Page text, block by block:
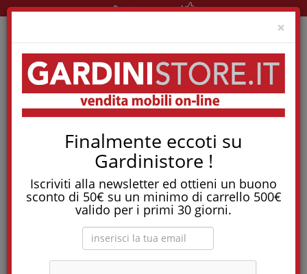
×
Finalmente eccoti su
Gardinistore !
Iscriviti alla newsletter ed ottieni un buono
sconto di 50€ su un minimo di carrello 500€
valido per i primi 30 giorni.
Pronta consegna!
Composizione Di Un Letto: Cosa C'è Dietro Ad Un Riposo Di Qualità
Composizione di un
letto: cosa c'è dietro ad
un riposo di qualità